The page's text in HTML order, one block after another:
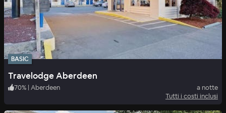
BASIC
Travelodge Aberdeen
70% | Aberdeen
a notte
Tutti i costi inclusi